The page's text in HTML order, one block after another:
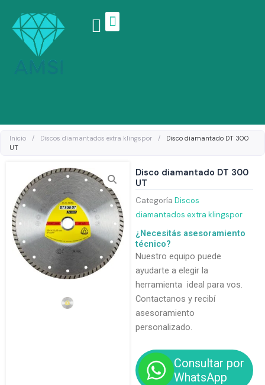
contenido
Inicio / Discos diamantados extra klingspor /
Disco diamantado DT 300
UT
Disco diamantado DT 300
UT
Categoría Discos
diamantados extra klingspor
¿Necesitás asesoramiento
técnico?
Nuestro equipo puede
ayudarte a elegir la
herramienta ideal para vos.
Contactanos y recibí
asesoramiento
personalizado.
Consultar por
WhatsApp